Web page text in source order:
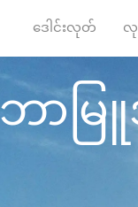
ဒေါင်းလုတ် လု
ဘာမြူ